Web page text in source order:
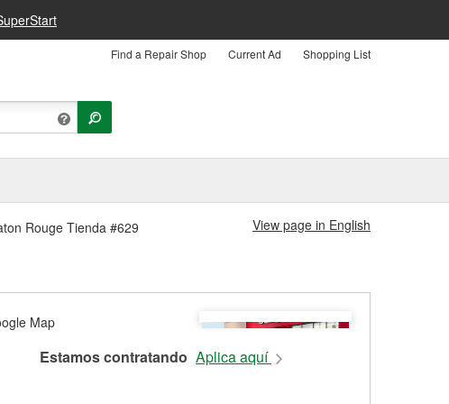
Find a Repair Shop Current Ad Shopping List
Rouge Tienda #629 View page in English
Estamos contratando Aplica aquí